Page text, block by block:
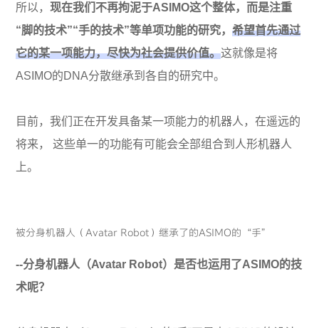
所以，现在我们不再拘泥于ASIMO这个整体，而是注重
“脚的技术”“手的技术”等单项功能的研究，希望首先通过
它的某一项能力，尽快为社会提供价值。这就像是将
ASIMO的DNA分散继承到各自的研究中。
目前，我们正在开发具备某一项能力的机器人，在遥远的
将来， 这些单一的功能有可能会全部组合到人形机器人
上。
被分身机器人（Avatar Robot）继承了的ASIMO的“手”
--分身机器人（Avatar Robot）是否也运用了ASIMO的技
术呢？